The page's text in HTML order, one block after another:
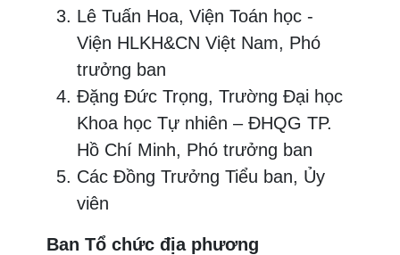
Lê Tuấn Hoa, Viện Toán học -
Viện HLKH&CN Việt Nam, Phó
trưởng ban
Đặng Đức Trọng, Trường Đại học
Khoa học Tự nhiên – ĐHQG TP.
Hồ Chí Minh, Phó trưởng ban
Các Đồng Trưởng Tiểu ban, Ủy
viên
Ban Tổ chức địa phương